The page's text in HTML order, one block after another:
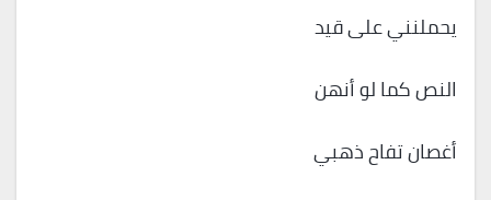
يحملنني على قيد
النص كما لو أنهن
أغصان تفاح ذهبي